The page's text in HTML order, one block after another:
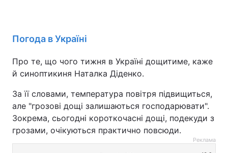
Погода в Україні
Про те, що чого тижня в Україні дощитиме, каже
й синоптикиня Наталка Діденко.
За її словами, температура повітря підвищиться,
але "грозові дощі залишаються господарювати".
Зокрема, сьогодні короткочасні дощі, подекуди з
грозами, очікуються практично повсюди.
Реклама